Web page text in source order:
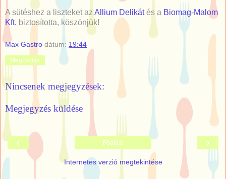
A sütéshez a liszteket azAllium Delikátés a Biomag-Malom
Kft. biztosította, köszönjük!
Max Gastro dátum: 19:44
Megosztás
Nincsenek megjegyzések:
Megjegyzés küldése
‹ ›
Főoldal
Internetes verzió megtekintése